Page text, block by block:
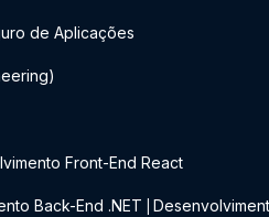
de Aplicações
Front-End React
Back-End .NET